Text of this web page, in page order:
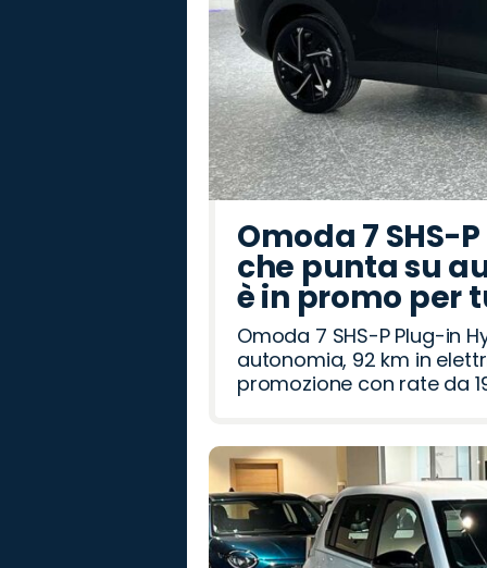
Omoda 7 SHS-
che punta su
è in promo per
Omoda 7 SHS-P Plug-in
autonomia, 92 km in
promozione con rate da